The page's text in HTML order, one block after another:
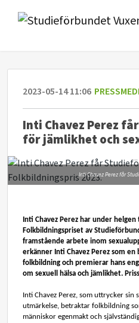
2023-05-14 11:06
Inti Chavez Perez
för jämlikhet och
Inti Chavez Perez får
Inti Chavez Perez har under
Folkbildningspriset av
framstående arbete inom
erkänner Inti Chavez Perez som
folkbildning och premierar hans
om sexuell hälsa och jämlikhet.
Inti Chavez Perez, som uttrycker
utmärkelse, betraktar folkbildning
människor egenmakt och